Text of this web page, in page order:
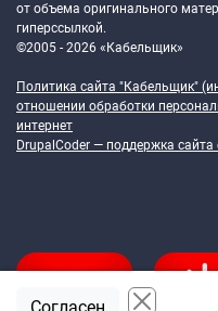
от объема оригинального
гиперссылкой.
©2005 - 2026 «Кабельщик»
Политика сайта "Кабельщик"
отношении обработки
интернет
DrupalCoder — поддержка сайта